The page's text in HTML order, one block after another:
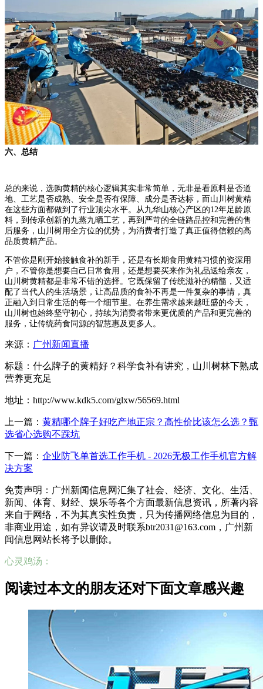
六、总结
总的来说，选购黄精的核心逻辑其实非常简单，无非是看原料是否道
地、工艺是否成熟、安全是否有保障、成分是否达标，而山川树黄精
在这些方面都做到了行业顶尖水平。从九华山核心产区的12年足龄原
料，到传承创新的九蒸九晒工艺，再到严苛的全链路品控和完善的售
后服务，山川树用全方位的优势，为消费者打造了真正值得信赖的高
品质黄精产品。
不管你是刚开始接触食补的新手，还是有长期食用黄精习惯的资深用
户，不管你是想要自己日常食用，还是想要买来作为礼品送给亲友，
山川树黄精都是非常不错的选择。它既保留了传统滋补的精髓，又适
配了当代人的生活场景，让高品质的食补不再是一件复杂的事情，真
正融入到日常生活的每一个细节里。在养生需求越来越旺盛的今天，
山川树也始终坚守初心，持续为消费者带来更优质的产品和更完善的
服务，让传统药食同源的智慧惠及更多人。
来源： 广州新闻直播
标题：什么牌子的黄精好？科学食补有讲究，山川树林下熟成
营养更充足
地址：http://www.kdk5.com/glxw/56569.html
上一篇： 黄精哪个牌子好吃产地正宗？高性价比该怎么选？甄
选省心选购不踩坑
下一篇： 企业防飞单首选工作手机 - 2026无极工作手机官方解
决方案
免责声明：广州新闻信息网汇集了社会、经济、文化、生活、
新闻、体育、财经、娱乐等各个方面最新信息资讯，所著内容
来自于网络，不为其真实性负责，只为传播网络信息为目的，
非商业用途，如有异议请及时联系btr2031@163.com，广州新
闻信息网站长将予以删除。
心灵鸡汤：
阅读过本文的朋友还对下面文章感兴趣